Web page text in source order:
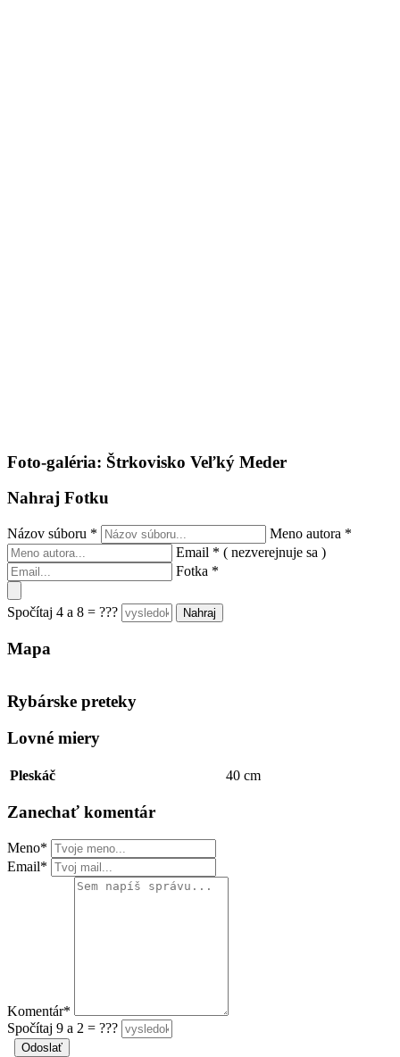
Foto-galéria: Štrkovisko Veľký Meder
Nahraj Fotku
Názov súboru * Meno autora *
Email * ( nezverejnuje sa )
Fotka *
Spočítaj 4 a 8 = ???
Mapa
Rybárske preteky
Lovné miery
Pleskáč 40 cm
Zanechať komentár
Meno*
Email*
Komentár*
Spočítaj 9 a 2 = ???